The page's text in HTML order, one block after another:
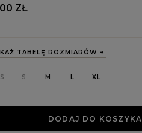
TABELĘ ROZMIARÓW
S M L XL
DODAJ DO KOSZYKA
ZŁ